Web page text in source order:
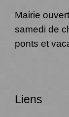
Mairie
samedi de
ponts et
Liens